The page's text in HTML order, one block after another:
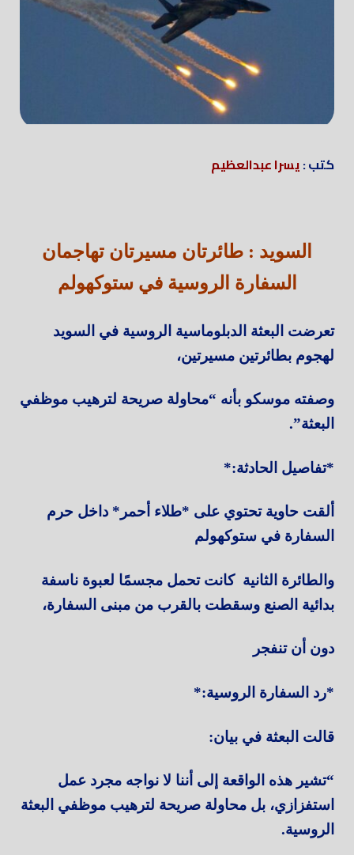
كتب :يسرا عبدالعظيم
السويد : طائرتان مسيرتان تهاجمان
السفارة الروسية في ستوكهولم
تعرضت البعثة الدبلوماسية الروسية في السويد
لهجوم بطائرتين مسيرتين،
وصفته موسكو بأنه “محاولة صريحة لترهيب موظفي
البعثة”.
*تفاصيل الحادثة:*
ألقت حاوية تحتوي على *طلاء أحمر* داخل حرم
السفارة في ستوكهولم
والطائرة الثانية كانت تحمل مجسمًا لعبوة ناسفة
بدائية الصنع وسقطت بالقرب من مبنى السفارة،
دون أن تنفجر
*رد السفارة الروسية:*
قالت البعثة في بيان:
“تشير هذه الواقعة إلى أننا لا نواجه مجرد عمل
استفزازي، بل محاولة صريحة لترهيب موظفي البعثة
الروسية.